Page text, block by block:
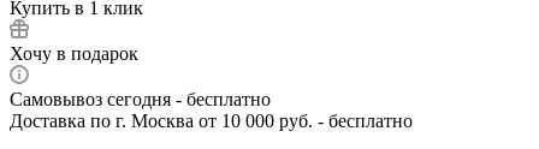
Купить в 1 клик
Хочу в подарок
Самовывоз сегодня - бесплатно
Доставка по г. Москва от 10 000 руб. - бесплатно